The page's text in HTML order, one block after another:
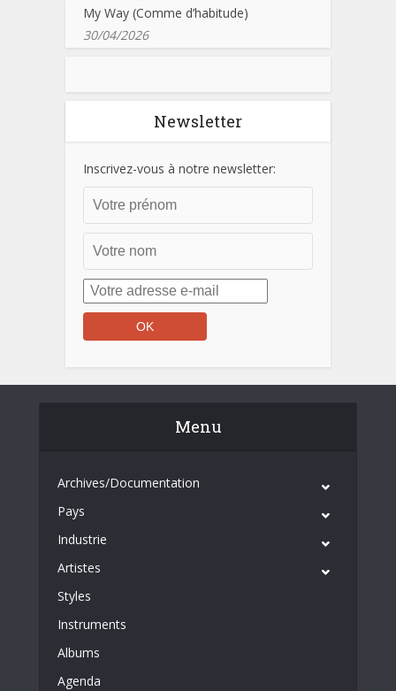
My Way (Comme d’habitude)
30/04/2026
Newsletter
Inscrivez-vous à notre newsletter:
Menu
Archives/Documentation
Pays
Industrie
Artistes
Styles
Instruments
Albums
Agenda